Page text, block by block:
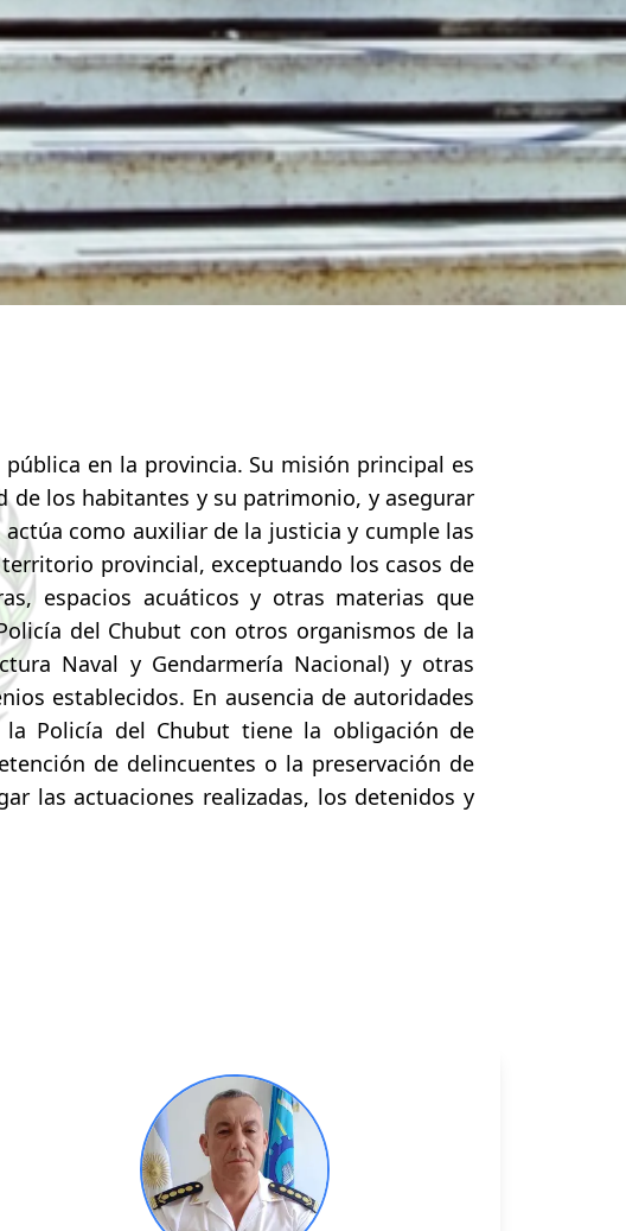
en la provincia. Su misión principal es
de los habitantes y su patrimonio, y asegurar
como auxiliar de la justicia y cumple las
provincial, exceptuando los casos de
espacios acuáticos y otras materias que
del Chubut con otros organismos de la
Naval y Gendarmería Nacional) y otras
establecidos. En ausencia de autoridades
la Policía del Chubut tiene la obligación de
de delincuentes o la preservación de
las actuaciones realizadas, los detenidos y